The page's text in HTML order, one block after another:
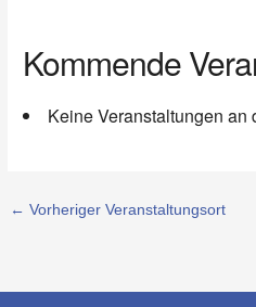
Kommende
Keine Veranstaltungen an
← Vorheriger Veranstaltungsort